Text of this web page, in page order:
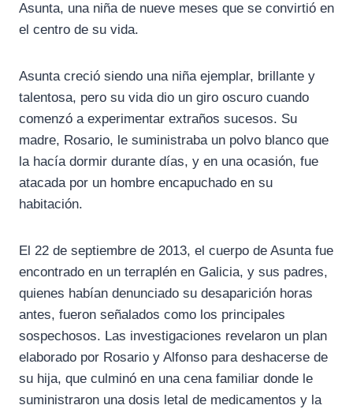
Asunta, una niña de nueve meses que se convirtió en
el centro de su vida.
Asunta creció siendo una niña ejemplar, brillante y
talentosa, pero su vida dio un giro oscuro cuando
comenzó a experimentar extraños sucesos. Su
madre, Rosario, le suministraba un polvo blanco que
la hacía dormir durante días, y en una ocasión, fue
atacada por un hombre encapuchado en su
habitación.
El 22 de septiembre de 2013, el cuerpo de Asunta fue
encontrado en un terraplén en Galicia, y sus padres,
quienes habían denunciado su desaparición horas
antes, fueron señalados como los principales
sospechosos. Las investigaciones revelaron un plan
elaborado por Rosario y Alfonso para deshacerse de
su hija, que culminó en una cena familiar donde le
suministraron una dosis letal de medicamentos y la